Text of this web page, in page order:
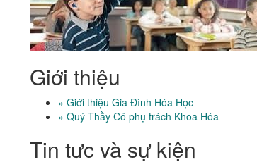
Giới thiệu
» Giới thiệu Gia Đình Hóa Học
» Quý Thầy Cô phụ trách Khoa Hóa
Tin tưc và sự kiện